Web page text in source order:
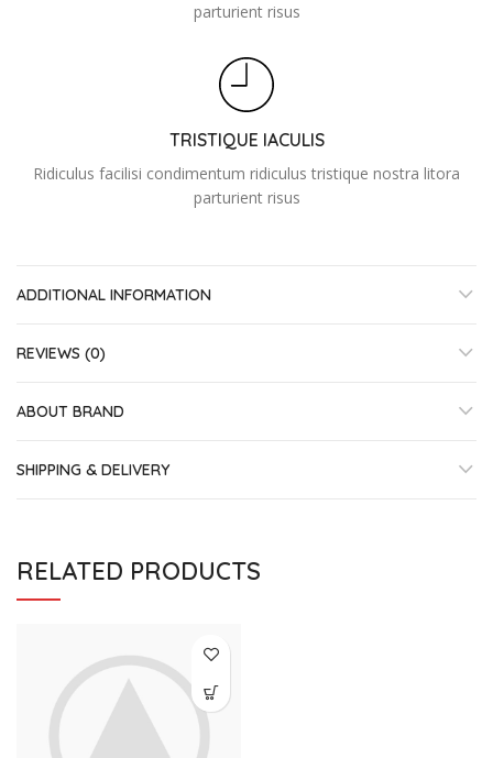
parturient risus
TRISTIQUE IACULIS
Ridiculus facilisi condimentum ridiculus tristique nostra litora
parturient risus
ADDITIONAL INFORMATION
REVIEWS (0)
ABOUT BRAND
SHIPPING & DELIVERY
RELATED PRODUCTS